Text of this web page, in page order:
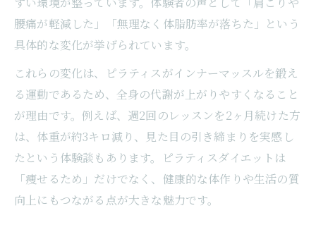
の工夫
ピラティスダイエットで目標達成するため
のコツ
ダイエット成功体験から学ぶピラティスの
ポイント
ピラティスダイエットを日課にする実践的
な方法
ピラティスならではの痩せやすい理由とは
ピラティスダイエットで体質が変わる理由
を解説
腰痛が軽減した」「無理なく体脂肪率が落ちた」という
具体的な変化が挙げられています。
これらの変化は、ピラティスがインナーマッスルを鍛え
る運動であるため、全身の代謝が上がりやすくなること
が理由です。例えば、週2回のレッスンを2ヶ月続けた方
は、体重が約3キロ減り、見た目の引き締まりを実感し
たという体験談もあります。ピラティスダイエットは
「痩せるため」だけでなく、健康的な体作りや生活の質
向上にもつながる点が大きな魅力です。